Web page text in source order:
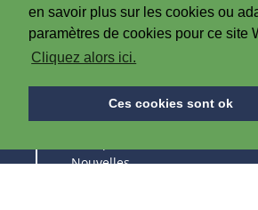
en savoir plus sur les cookies ou
paramètres de cookies pour ce site
Cliquez alors ici.
Ces cookies sont ok
info@iplast.be
A PROPOS D'IPB
Nouvelles